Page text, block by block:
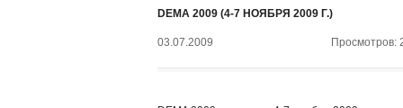
DEMA 2009 (4-7 НОЯБРЯ 2009 Г.)
03.07.2009 Просмотров: